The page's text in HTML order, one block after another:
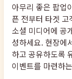
아무리 좋은 팝업
픈 전부터 타겟
소셜 미디어에 공
성하세요. 현장에
하고 공유하도록
이벤트를 마련하